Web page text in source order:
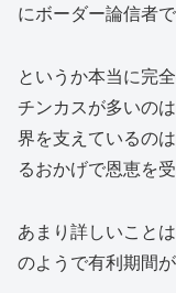
にボーダー論信者で
というか本当に完
チンカスが多いの
界を支えているの
るおかげで恩恵を
あまり詳しいこと
のようで有利期間